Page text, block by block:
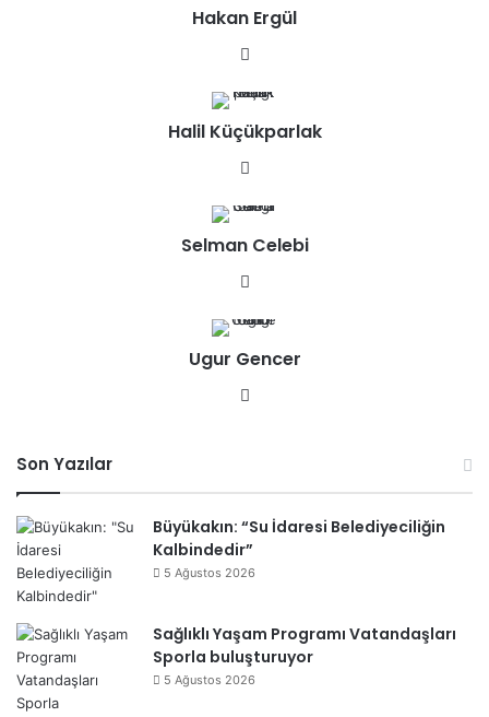
Hakan Ergül
sit
esi
Halil Küçükparlak
sit
esi
Selman Celebi
sit
esi
Ugur Gencer
Son Yazılar
Büyükakın: “Su İdaresi Belediyeciliğin
Kalbindedir”
5 Ağustos 2026
Sağlıklı Yaşam Programı Vatandaşları
Sporla buluşturuyor
5 Ağustos 2026